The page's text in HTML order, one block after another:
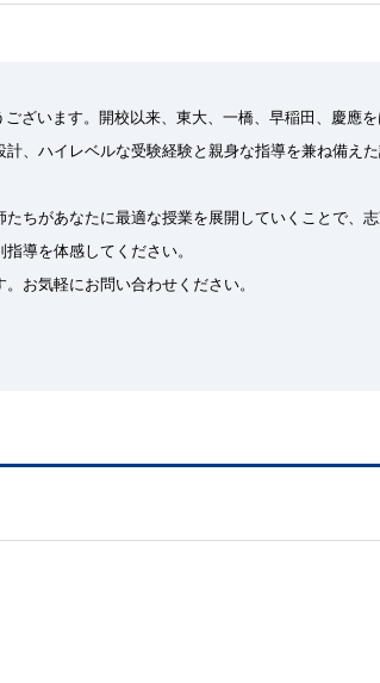
ざいます。開校以来、東大、一橋、早稲田、慶應
、ハイレベルな受験経験と親身な指導を兼ね備え
ちがあなたに最適な授業を展開していくことで、志
導を体感してください。
お気軽にお問い合わせください。